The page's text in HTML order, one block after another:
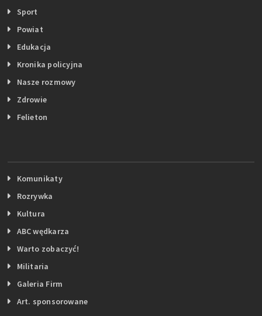
Sport
Powiat
Edukacja
Kronika policyjna
Nasze rozmowy
Zdrowie
Felieton
Komunikaty
Rozrywka
Kultura
ABC wędkarza
Warto zobaczyć!
Militaria
Galeria Firm
Art. sponsorowane